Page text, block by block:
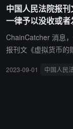
中国人民法院报
一律予以没收或者
ChainCatcher 消息
报刊文《虚拟货币的
物、现行法律政策并
2023-09-01 中国人民